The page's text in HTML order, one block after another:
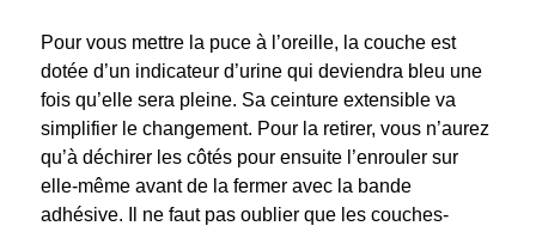
Pour vous mettre la puce à l’oreille, la couche est
dotée d’un indicateur d’urine qui deviendra bleu une
fois qu’elle sera pleine. Sa ceinture extensible va
simplifier le changement. Pour la retirer, vous n’aurez
qu’à déchirer les côtés pour ensuite l’enrouler sur
elle-même avant de la fermer avec la bande
adhésive. Il ne faut pas oublier que les couches-